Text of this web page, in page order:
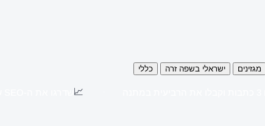
מגזינים ישראלי בשפה זרה כללי
📈